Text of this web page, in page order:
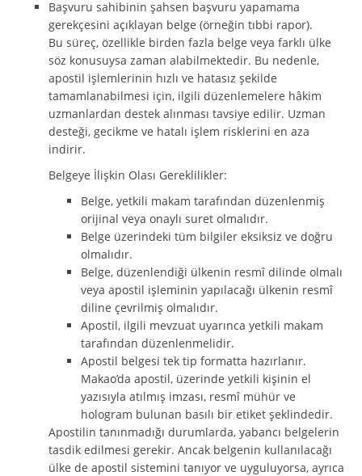
Başvuru sahibinin şahsen başvuru yapamama
gerekçesini açıklayan belge (örneğin tıbbi rapor).
Bu süreç, özellikle birden fazla belge veya farklı ülke
söz konusuysa zaman alabilmektedir. Bu nedenle,
apostil işlemlerinin hızlı ve hatasız şekilde
tamamlanabilmesi için, ilgili düzenlemelere hâkim
uzmanlardan destek alınması tavsiye edilir. Uzman
desteği, gecikme ve hatalı işlem risklerini en aza
indirir.
Belgeye İlişkin Olası Gereklilikler:
Belge, yetkili makam tarafından düzenlenmiş
orijinal veya onaylı suret olmalıdır.
Belge üzerindeki tüm bilgiler eksiksiz ve doğru
olmalıdır.
Belge, düzenlendiği ülkenin resmî dilinde olmalı
veya apostil işleminin yapılacağı ülkenin resmî
diline çevrilmiş olmalıdır.
Apostil, ilgili mevzuat uyarınca yetkili makam
tarafından düzenlenmelidir.
Apostil belgesi tek tip formatta hazırlanır.
Makao’da apostil, üzerinde yetkili kişinin el
yazısıyla atılmış imzası, resmî mühür ve
hologram bulunan basılı bir etiket şeklindedir.
Apostilin tanınmadığı durumlarda, yabancı belgelerin
tasdik edilmesi gerekir. Ancak belgenin kullanılacağı
ülke de apostil sistemini tanıyor ve uyguluyorsa, ayrıca